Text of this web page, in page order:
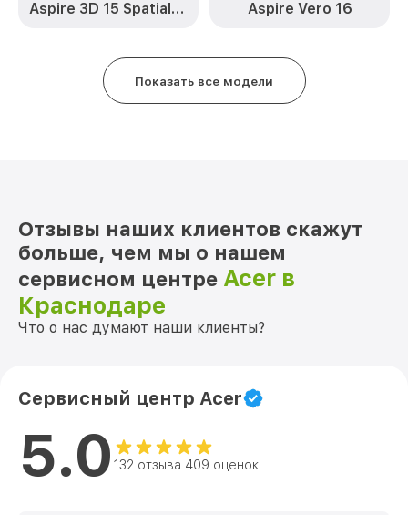
Acer
Замена термопасты TravelMate 5310
Замена северного моста TravelMate
от 1950₽
Замена SSD TravelMate 5310 Acer
Замена аккумулятора TravelMate 5310
Acer
Замена HDMI TravelMate 5310 Acer
Aspire 3D 15 SpatialLabs™ Edition Aspire Vero 16
Показать все модели
Отзывы наших клиентов скажут
больше, чем мы о нашем
сервисном центре Acer в
Краснодаре
Что о нас думают наши клиенты?
Сервисный центр Acer
5.0 132 отзыва 409 оценок